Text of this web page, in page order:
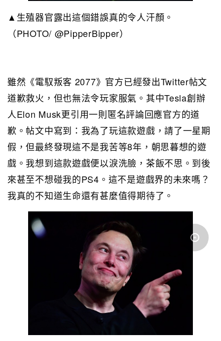
▲生殖器官露出這個錯誤真的令人汗顏。
（PHOTO/ @PipperBipper）
雖然《電馭叛客 2077》官方已經發出Twitter帖文
道歉救火，但也無法令玩家服氣。其中Tesla創辦
人Elon Musk更引用一則匿名評論回應官方的道
歉。帖文中寫到：我為了玩這款遊戲，請了一星期
假，但最終發現這不是我苦等8年，朝思暮想的遊
戲。我想到這款遊戲便以淚洗臉，茶飯不思。到後
來甚至不想碰我的PS4。這不是遊戲界的未來嗎？
我真的不知道生命還有甚麼值得期待了。